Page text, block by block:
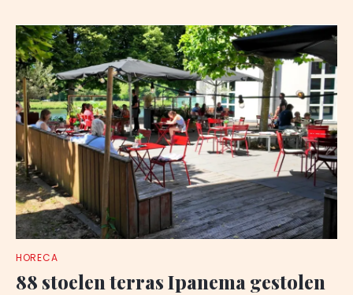
HORECA
88 stoelen terras Ipanema gestolen